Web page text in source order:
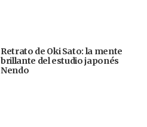
Retrato de Oki Sato: la mente
brillante del estudio japonés
Nendo